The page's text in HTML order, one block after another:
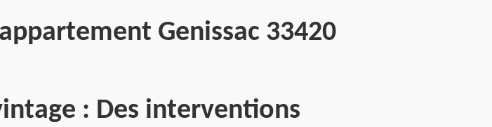
Genissac 33420
: Des interventions